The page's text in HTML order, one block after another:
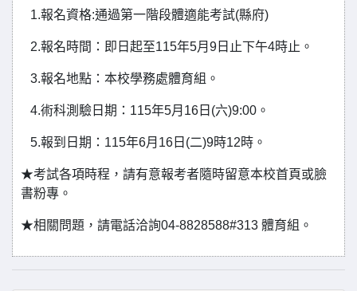
1.報名資格:通過第一階段體適能考試(縣府)
2.報名時間：即日起至115年5月9日止下午4時止。
3.報名地點：本校學務處體育組。
4.術科測驗日期：115年5月16日(六)9:00。
5.報到日期：115年6月16日(二)9時12時。
★考試各項時程，請有意報考者隨時留意本校首頁或臉
書粉專。
★相關問題，請電話洽詢04-8828588#313 體育組。